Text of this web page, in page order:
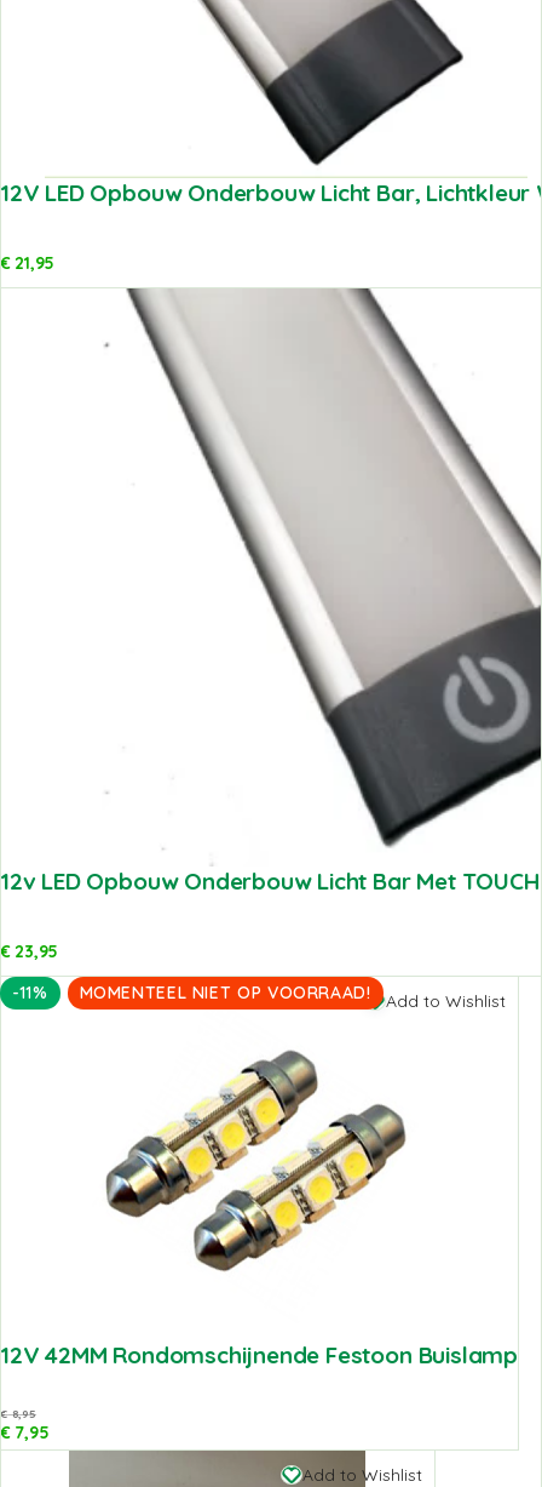
12V LED Opbouw Onderbouw Licht Bar, Lichtkleur
€21,95
12v LED Opbouw Onderbouw Licht Bar Met
€23,95
-11%
MOMENTEEL NIET OP VOORRAAD! Add to Wishlist
12V 42MM Rondomschijnende Festoon Buislamp
€8,95
€7,95
Add to Wishlist